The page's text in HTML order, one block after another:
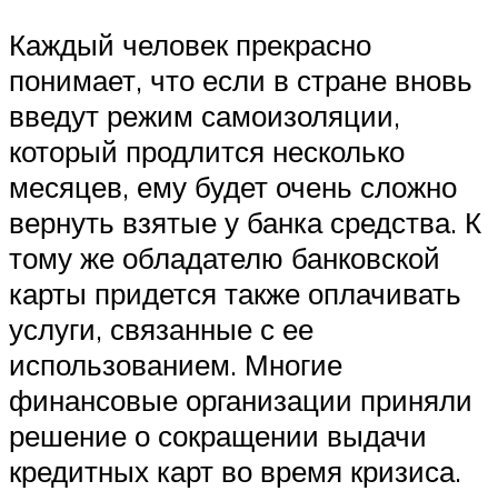
Каждый человек прекрасно
понимает, что если в стране вновь
введут режим самоизоляции,
который продлится несколько
месяцев, ему будет очень сложно
вернуть взятые у банка средства. К
тому же обладателю банковской
карты придется также оплачивать
услуги, связанные с ее
использованием. Многие
финансовые организации приняли
решение о сокращении выдачи
кредитных карт во время кризиса.